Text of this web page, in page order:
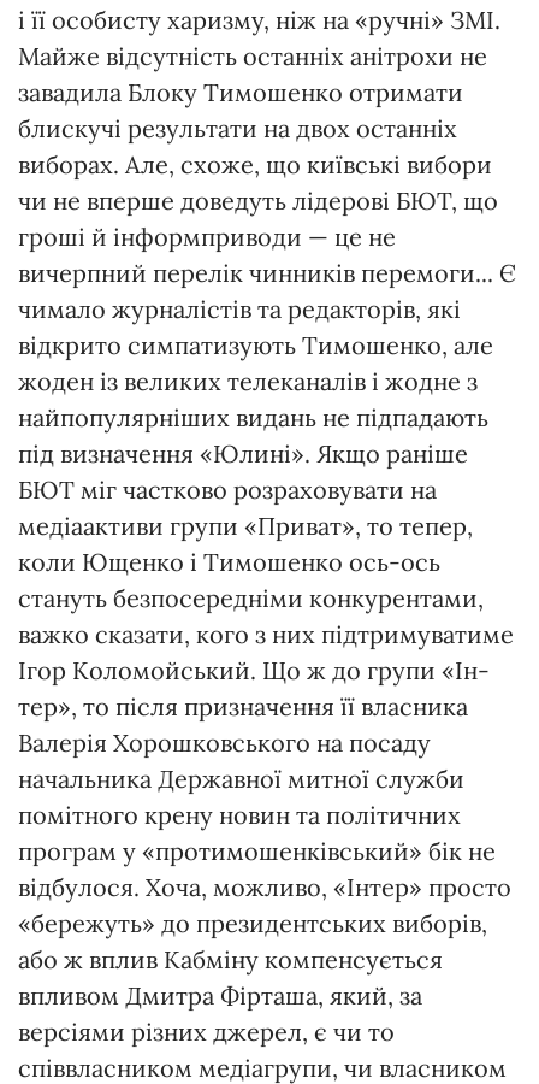
і її особисту харизму, ніж на «ручні» ЗМІ.
Майже відсутність останніх анітрохи не
завадила Блоку Тимошенко отримати
блискучі результати на двох останніх
виборах. Але, схоже, що київські вибори
чи не вперше доведуть лідерові БЮТ, що
гроші й інформприводи — це не
вичерпний перелік чинників перемоги... Є
чимало журналістів та редакторів, які
відкрито симпатизують Тимошенко, але
жоден із великих телеканалів і жодне з
найпопулярніших видань не підпадають
під визначення «Юлині». Якщо раніше
БЮТ міг частково розраховувати на
медіаактиви групи «Приват», то тепер,
коли Ющенко і Тимошенко ось-ось
стануть безпосередніми конкурентами,
важко сказати, кого з них підтримуватиме
Ігор Коло­мойський. Що ж до групи «Ін­
тер», то після призначення її власника
Валерія Хорошков­ського на посаду
начальника Державної митної служби
помітного крену новин та політичних
програм у «протимошенківський» бік не
відбулося. Хоча, можливо, «Інтер» просто
«бережуть» до президентських виборів,
або ж вплив Кабміну компенсується
впливом Дмитра Фірташа, який, за
версіями різних джерел, є чи то
співвласником медіагрупи, чи власником